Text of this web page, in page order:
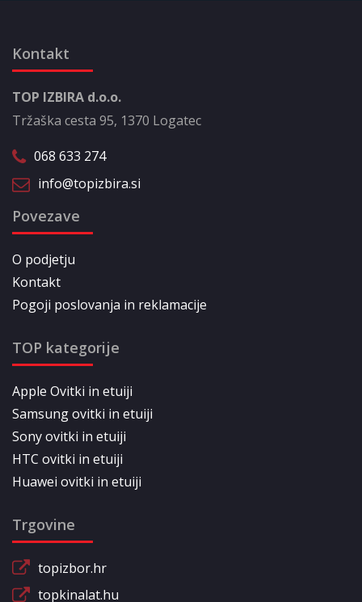
Kontakt
TOP IZBIRA d.o.o.
Tržaška cesta 95, 1370 Logatec
068 633 274
info@topizbira.si
Povezave
O podjetju
Kontakt
Pogoji poslovanja in reklamacije
TOP kategorije
Apple Ovitki in etuiji
Samsung ovitki in etuiji
Sony ovitki in etuiji
HTC ovitki in etuiji
Huawei ovitki in etuiji
Trgovine
topizbor.hr
topkinalat.hu